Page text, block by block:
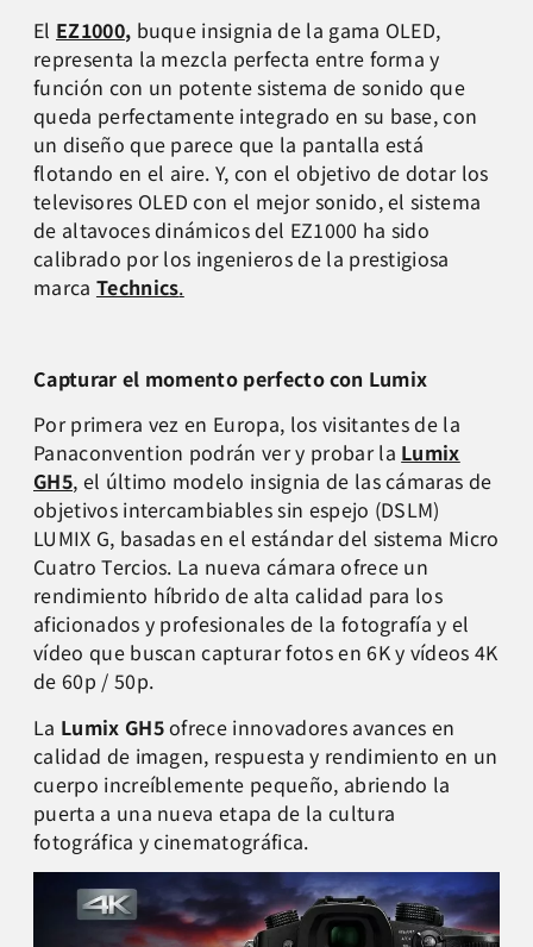
El EZ1000, buque insignia de la gama OLED,
representa la mezcla perfecta entre forma y
función con un potente sistema de sonido que
queda perfectamente integrado en su base, con
un diseño que parece que la pantalla está
flotando en el aire. Y, con el objetivo de dotar los
televisores OLED con el mejor sonido, el sistema
de altavoces dinámicos del EZ1000 ha sido
calibrado por los ingenieros de la prestigiosa
marca Technics.
Capturar el momento perfecto con Lumix
Por primera vez en Europa, los visitantes de la
Panaconvention podrán ver y probar la Lumix
GH5, el último modelo insignia de las cámaras de
objetivos intercambiables sin espejo (DSLM)
LUMIX G, basadas en el estándar del sistema Micro
Cuatro Tercios. La nueva cámara ofrece un
rendimiento híbrido de alta calidad para los
aficionados y profesionales de la fotografía y el
vídeo que buscan capturar fotos en 6K y vídeos 4K
de 60p / 50p.
La Lumix GH5ofrece innovadores avances en
calidad de imagen, respuesta y rendimiento en un
cuerpo increíblemente pequeño, abriendo la
puerta a una nueva etapa de la cultura
fotográfica y cinematográfica.